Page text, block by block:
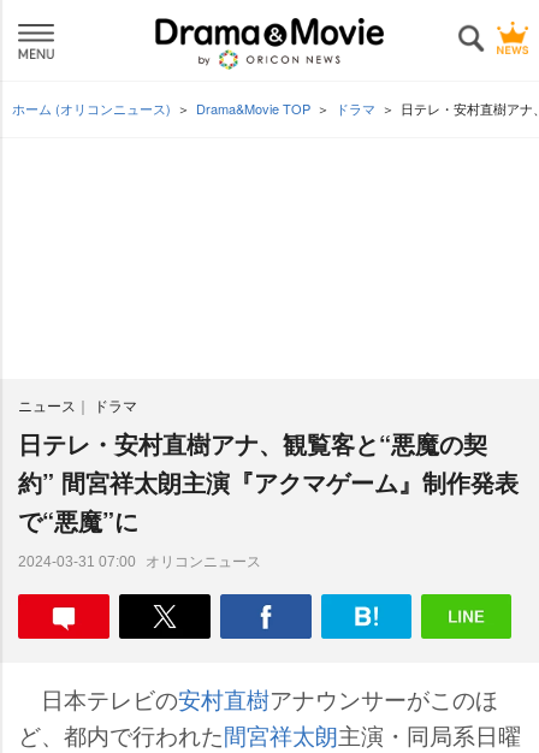
ホーム (オリコンニュース) Drama&Movie TOP ドラマ 日テレ・安村直樹アナ
ニュース ドラマ
日テレ・安村直樹アナ、観覧客と“悪魔の契
約” 間宮祥太朗主演『アクマゲーム』制作発表
で“悪魔”に
2024-03-31 07:00 オリコンニュース
日本テレビの安村直樹アナウンサーがこのほ
ど、都内で行われた間宮祥太朗主演・同局系日曜